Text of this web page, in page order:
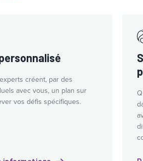
créent, par des
avec vous, un plan sur
vos défis spécifiques.